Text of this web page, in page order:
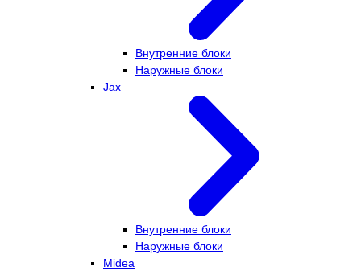
Внутренние блоки
Наружные блоки
Jax
Внутренние блоки
Наружные блоки
Midea